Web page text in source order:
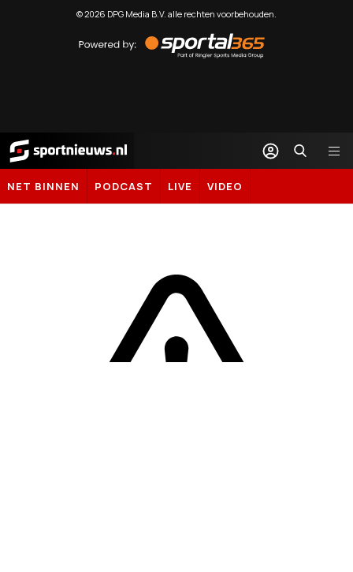
©2026 DPG Media B.V. alle rechten voorbehouden.
by
Sportal365
Sportnieuws.nl
NET BINNEN PODCAST LIVE VIDEO